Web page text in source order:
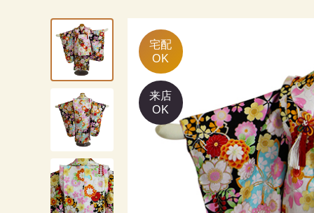
宅配
OK
来店
OK